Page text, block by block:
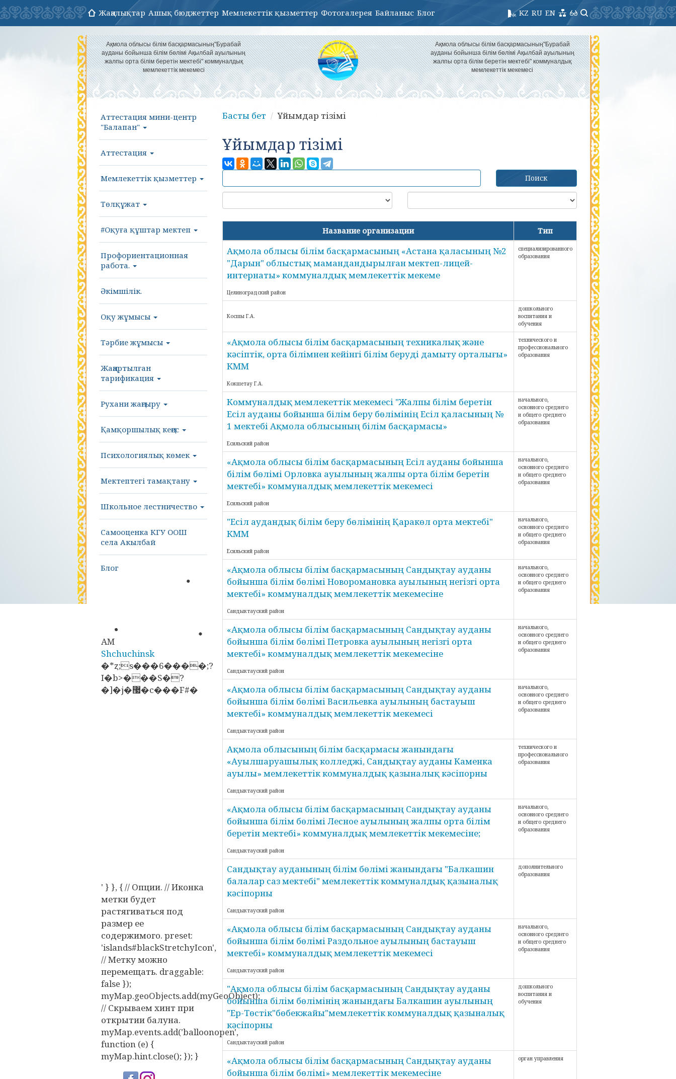
Жаңалықтар Ашық бюджеттер Мемлекеттік қызметтер Фотогалерея Байланыс Блог EN
RU
KZ
Ақмола облысы білім басқармасының"Бурабай
ауданы бойынша білім бөлімі Ақылбай ауылының
жалпы орта білім беретін мектебі" коммуналдық
мемлекеттік мекемесі
Ақмола облысы білім басқармасының"Бурабай
ауданы бойынша білім бөлімі Ақылбай ауылының
жалпы орта білім беретін мектебі" коммуналдық
мемлекеттік мекемесі
Аттестация мини-центр
"Балапан"
Аттестация
Мемлекеттік қызметтер
Төлқұжат
#Оқуға құштар мектеп
Профориентационная
работа.
Әкімшілік.
Оқу жұмысы
Тәрбие жұмысы
Жаңартылған
тарификация
Рухани жаңғыру
Қамқоршылық кеңес
Психологиялық көмек
Мектептегі тамақтану
Школьное лестничество
Самооценка КГУ ООШ
села Акылбай
Блог
AM
Shchuchinsk
�*ȥ;s���6����;?
I�b>���S�?
�]�j�޷�c���F#�
' } }, { // Опции. // Иконка
метки будет
растягиваться под
размер ее
содержимого. preset:
'islands#blackStretchyIcon',
// Метку можно
перемещать. draggable:
false });
myMap.geoObjects.add(myGeoObject);
// Скрываем хинт при
открытии балуна.
myMap.events.add('balloonopen',
function (e) {
myMap.hint.close(); }); }
Басты бет Ұйымдар тізімі
Ұйымдар тізімі
Поиск
Название организации Тип
Ақмола облысы білім басқармасының «Астана қаласының №2
"Дарын" облыстық мамандандырылған мектеп-лицей-
интернаты» коммуналдық мемлекеттік мекеме
Целиноградский район
специализированного
образования
Косшы Г.А.
дошкольного
воспитания и
обучения
«Ақмола облысы білім басқармасының техникалық және
кәсіптік, орта білімнен кейінгі білім беруді дамыту орталығы»
КММ
Кокшетау Г.А.
технического и
профессионального
образования
Коммуналдық мемлекеттік мекемесі "Жалпы білім беретін
Есіл ауданы бойынша білім беру бөлімінің Есіл қаласының №
1 мектебі Ақмола облысының білім басқармасы»
Есильский район
начального,
основного среднего
и общего среднего
образования
«Ақмола облысы білім басқармасының Есіл ауданы бойынша
білім бөлімі Орловка ауылының жалпы орта білім беретін
мектебі» коммуналдық мемлекеттік мекемесі
Есильский район
начального,
основного среднего
и общего среднего
образования
"Есіл аудандық білім беру бөлімінің Қаракөл орта мектебі"
КММ
Есильский район
начального,
основного среднего
и общего среднего
образования
«Ақмола облысы білім басқармасының Сандықтау ауданы
бойынша білім бөлімі Новоромановка ауылының негізгі орта
мектебі» коммуналдық мемлекеттік мекемесіне
Сандыктауский район
начального,
основного среднего
и общего среднего
образования
«Ақмола облысы білім басқармасының Сандықтау ауданы
бойынша білім бөлімі Петровка ауылының негізгі орта
мектебі» коммуналдық мемлекеттік мекемесіне
Сандыктауский район
начального,
основного среднего
и общего среднего
образования
«Ақмола облысы білім басқармасының Сандықтау ауданы
бойынша білім бөлімі Васильевка ауылының бастауыш
мектебі» коммуналдық мемлекеттік мекемесі
Сандыктауский район
начального,
основного среднего
и общего среднего
образования
Ақмола облысының білім басқармасы жанындағы
«Ауылшаруашылық колледжі, Сандықтау ауданы Каменка
ауылы» мемлекеттік коммуналдық қазыналық кәсіпорны
Сандыктауский район
технического и
профессионального
образования
«Ақмола облысы білім басқармасының Сандықтау ауданы
бойынша білім бөлімі Лесное ауылының жалпы орта білім
беретін мектебі» коммуналдық мемлекеттік мекемесіне;
Сандыктауский район
начального,
основного среднего
и общего среднего
образования
Сандықтау ауданының білім бөлімі жанындағы "Балкашин
балалар саз мектебі" мемлекеттік коммуналдық қазыналық
кәсіпорны
Сандыктауский район
дополнительного
образования
«Ақмола облысы білім басқармасының Сандықтау ауданы
бойынша білім бөлімі Раздольное ауылының бастауыш
мектебі» коммуналдық мемлекеттік мекемесі
Сандыктауский район
начального,
основного среднего
и общего среднего
образования
"Ақмола облысы білім басқармасының Сандықтау ауданы
бойынша білім бөлімінің жанындағы Балкашин ауылының
"Ер-Төстік"бөбекжайы"мемлекеттік коммуналдық қазыналық
кәсіпорны
Сандыктауский район
дошкольного
воспитания и
обучения
«Ақмола облысы білім басқармасының Сандықтау ауданы
бойынша білім бөлімі» мемлекеттік мекемесіне
орган управления